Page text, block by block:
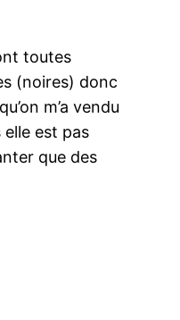
toutes
(noires) donc
m’a vendu
est pas
que des